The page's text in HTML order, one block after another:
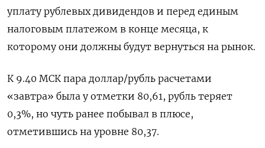
уплату рублевых дивидендов и перед единым
налоговым платежом в конце месяца, к
которому они должны будут вернуться на рынок.
К 9.40 МСК пара доллар/рубль расчетами
«завтра» была у отметки 80,61, рубль теряет
0,3%, но чуть ранее побывал в плюсе,
отметившись на уровне 80,37.